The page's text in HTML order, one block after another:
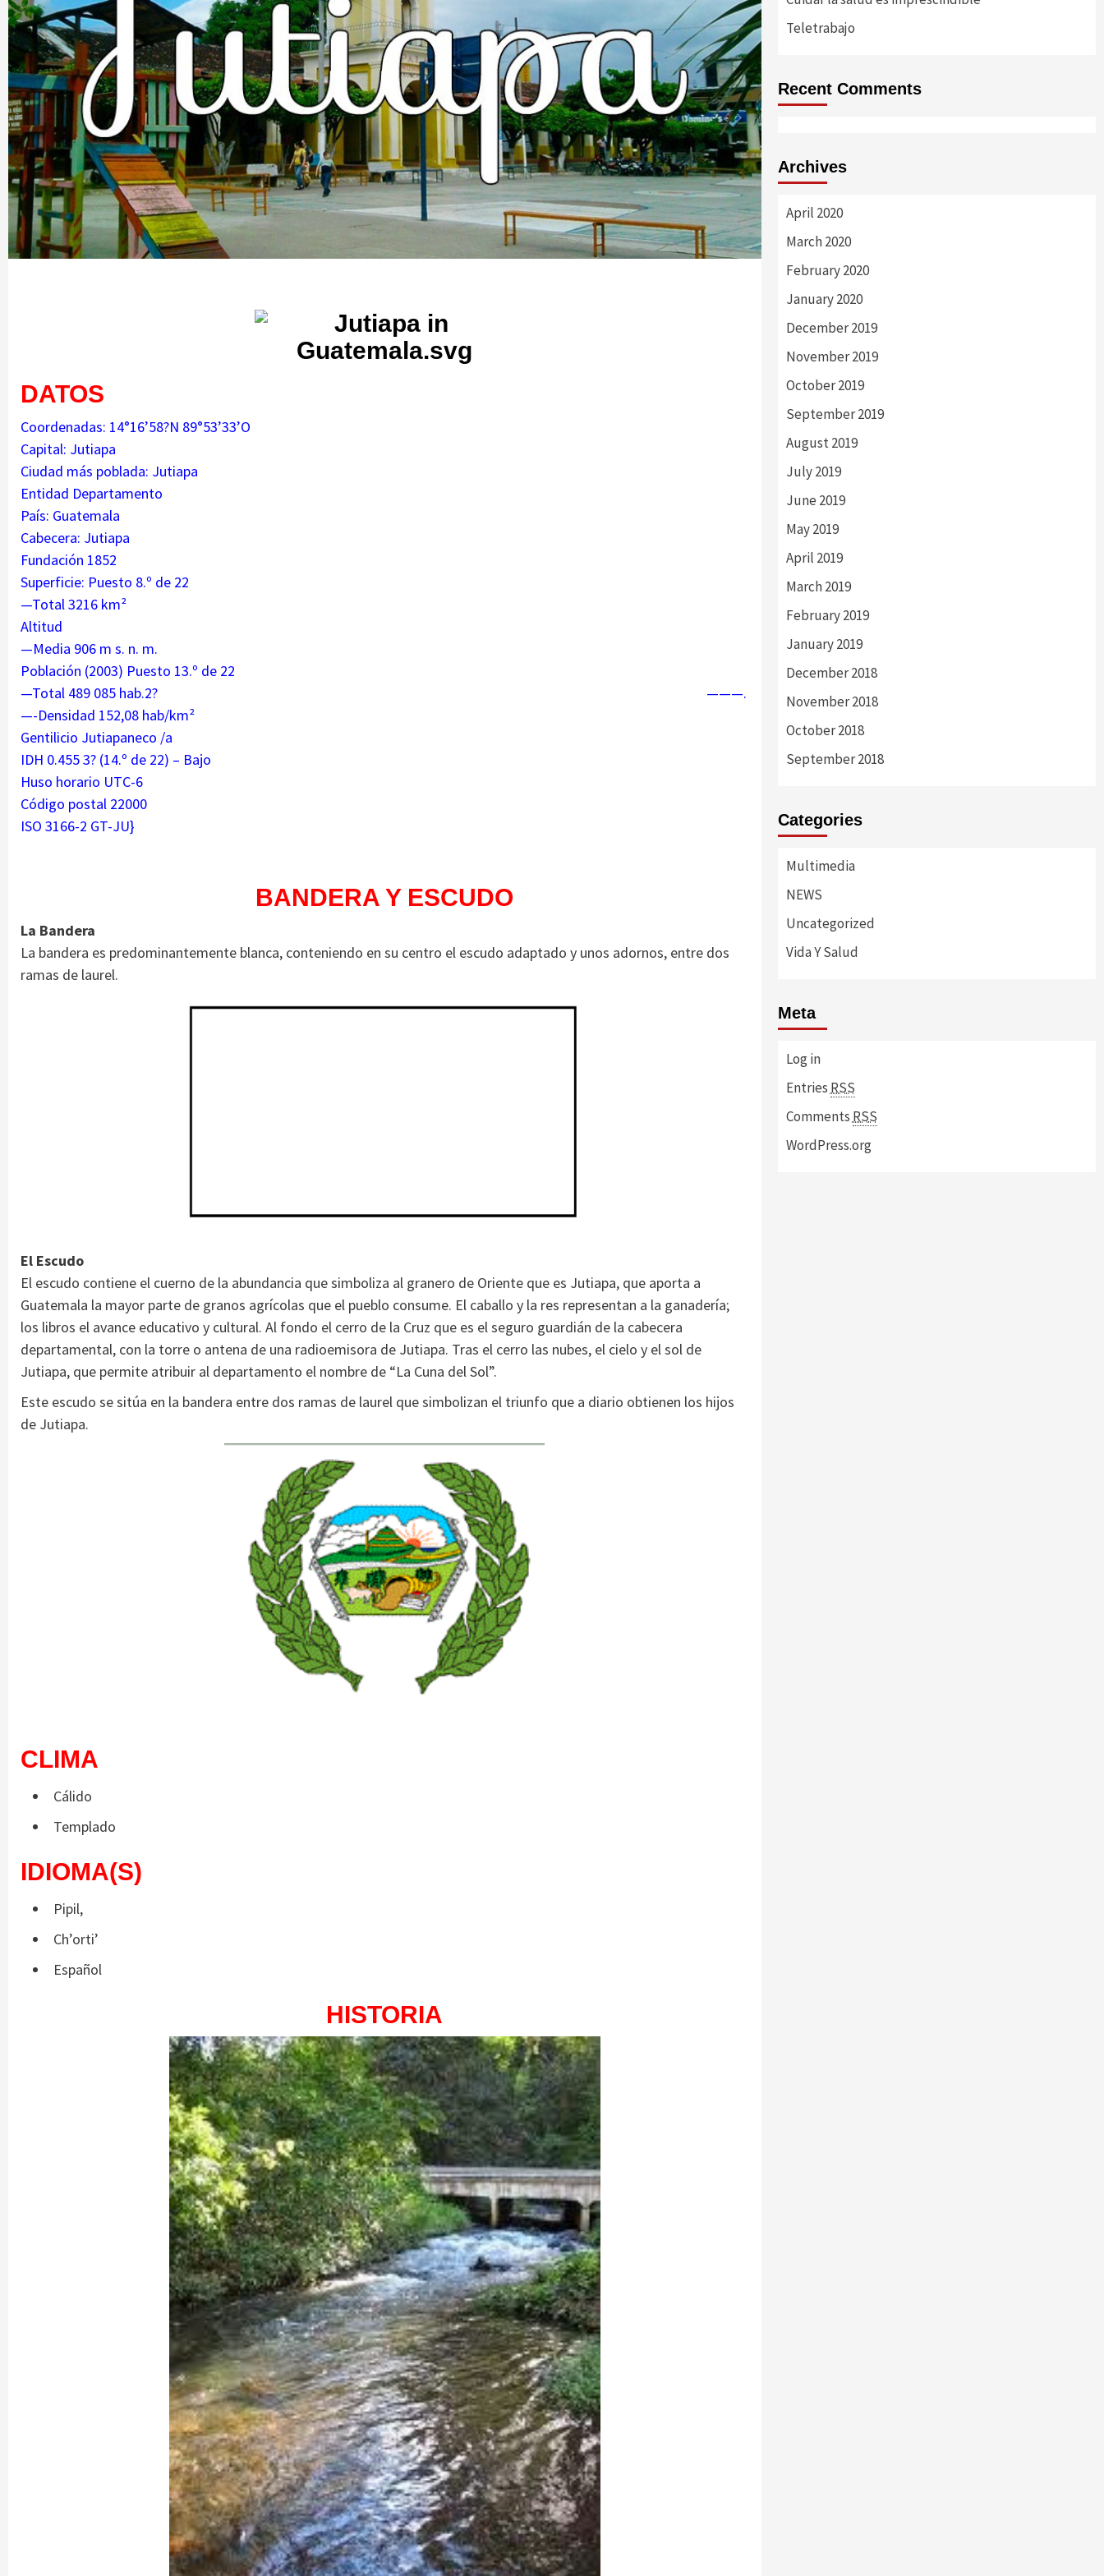
DATOS
Coordenadas: 14°16’58?N 89°53’33’O
Capital: Jutiapa
Ciudad más poblada: Jutiapa
Entidad Departamento
País: Guatemala
Cabecera: Jutiapa
Fundación 1852
Superficie: Puesto 8.º de 22
—Total 3216 km²
Altitud
—Media 906 m s. n. m.
Población (2003) Puesto 13.º de 22
—Total 489 085 hab.2? ———.
—-Densidad 152,08 hab/km²
Gentilicio Jutiapaneco /a
IDH 0.455 3? (14.º de 22) – Bajo
Huso horario UTC-6
Código postal 22000
ISO 3166-2 GT-JU}
BANDERA Y ESCUDO
La Bandera
La bandera es predominantemente blanca, conteniendo en su centro el escudo adaptado y unos adornos, entre dos
ramas de laurel.
El Escudo
El escudo contiene el cuerno de la abundancia que simboliza al granero de Oriente que es Jutiapa, que aporta a
Guatemala la mayor parte de granos agrícolas que el pueblo consume. El caballo y la res representan a la ganadería;
los libros el avance educativo y cultural. Al fondo el cerro de la Cruz que es el seguro guardián de la cabecera
departamental, con la torre o antena de una radioemisora de Jutiapa. Tras el cerro las nubes, el cielo y el sol de
Jutiapa, que permite atribuir al departamento el nombre de “La Cuna del Sol”.
Este escudo se sitúa en la bandera entre dos ramas de laurel que simbolizan el triunfo que a diario obtienen los hijos
de Jutiapa.
CLIMA
Cálido
Templado
IDIOMA(S)
Pipil,
Ch’orti’
Español
HISTORIA
Teletrabajo
Recent Comments
Archives
April 2020
March 2020
February 2020
January 2020
December 2019
November 2019
October 2019
September 2019
August 2019
July 2019
June 2019
May 2019
April 2019
March 2019
February 2019
January 2019
December 2018
November 2018
October 2018
September 2018
Categories
Multimedia
NEWS
Uncategorized
Vida Y Salud
Meta
Log in
Entries RSS
Comments RSS
WordPress.org